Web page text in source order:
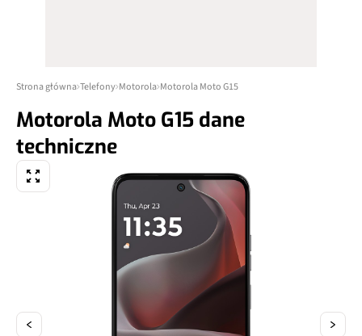
Strona główna Telefony Motorola Motorola Moto G15
Motorola Moto G15 dane
techniczne